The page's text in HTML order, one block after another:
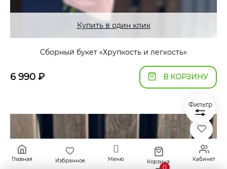
Главная Избранное Меню Корзина
0
Кабинет
Купить в один клик
Сборный букет «Хрупкость и легкость»
6 990 ₽ В КОРЗИНУ
Фильтр